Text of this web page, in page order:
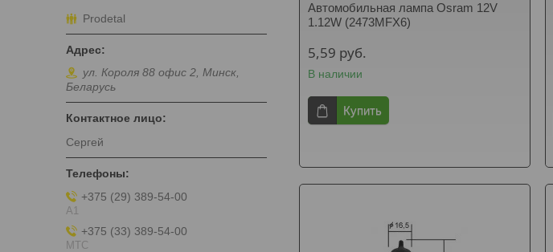
Автомобильная лампа Osram 12V
1.12W (2473MFX6)
5,59 руб.
В наличии
Купить
Prodetal
ул. Короля 88 офис 2, Минск,
Беларусь
Сергей
+375 (29) 389-54-00
А1
+375 (33) 389-54-00
МТС